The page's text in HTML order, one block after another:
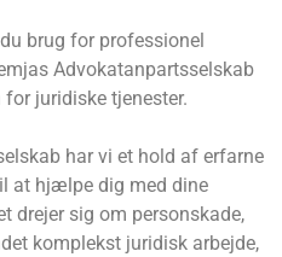
brug for professionel
Advokatanpartsselskab
juridiske tjenester.
har vi et hold af erfarne
at hjælpe dig med dine
drejer sig om personskade,
komplekst juridisk arbejde,